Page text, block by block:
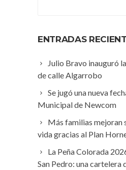
ENTRADAS
Julio Bravo inauguró
de calle Algarrobo
Se jugó una nueva
Municipal de Newcom
Más familias mejoran
vida gracias al Plan
La Peña Colorada
San Pedro: una cartelera